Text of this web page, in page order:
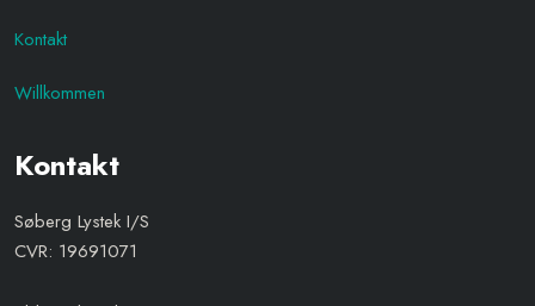
Kontakt
Willkommen
Kontakt
Søberg Lystek I/S
CVR: 19691071